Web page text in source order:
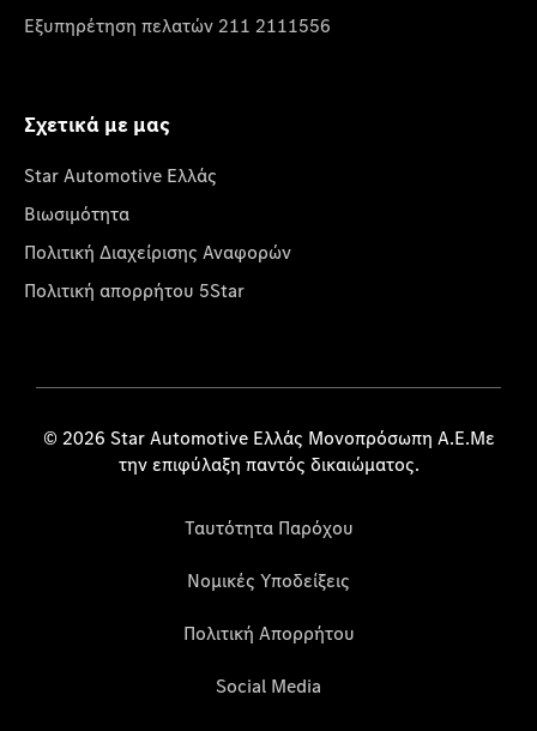
Εξυπηρέτηση πελατών 211 2111556
Σχετικά με μας
Star Automotive Ελλάς
Βιωσιμότητα
Πολιτική Διαχείρισης Αναφορών
Πολιτική απορρήτου 5Star
© 2026 Star Automotive Ελλάς Μονοπρόσωπη Α.Ε.Με
την επιφύλαξη παντός δικαιώματος.
Ταυτότητα Παρόχου
Νομικές Υποδείξεις
Πολιτική Απορρήτου
Social Media